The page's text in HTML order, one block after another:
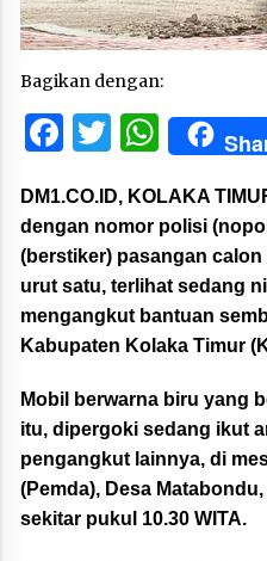
Bagikan dengan:
Facebook
Twitter
DM1.CO.ID, KOLAKA
dengan nomor polisi
(berstiker) pasangan
urut satu, terlihat sedang
mengangkut bantuan
Kabupaten Kolaka Timur
Mobil berwarna biru yang
itu, dipergoki sedang ikut
pengangkut lainnya, di
(Pemda), Desa
sekitar pukul 10.30 WITA.